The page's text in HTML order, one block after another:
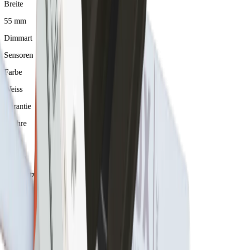
Breite
55 mm
Dimmart
Sensoren
Farbe
Weiss
Garantie
5 Jahre
IP-Schutz
Prüfzeichen